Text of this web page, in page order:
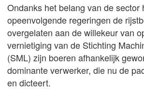
Ondanks het belang van de sector
opeenvolgende regeringen de
overgelaten aan de willekeur van
vernietiging van de Stichting
(SML) zijn boeren afhankelijk
dominante verwerker, die nu de
en dicteert.